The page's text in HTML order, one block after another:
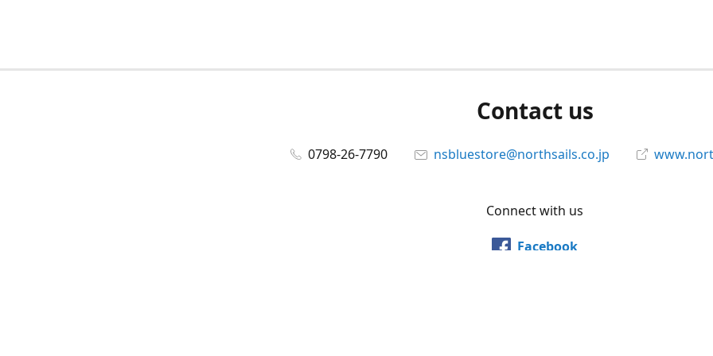
Contact us
0798-26-7790 nsbluestore@northsails.co.jp
Connect with us
Facebook